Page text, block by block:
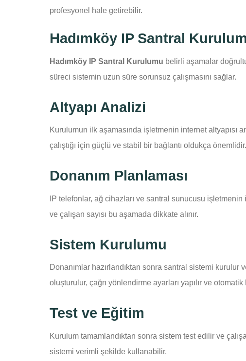
profesyonel hale getirebilir.
Hadımköy IP Santral
Hadımköy IP Santral Kurulumu belirli aşamalar
süreci sistemin uzun süre sorunsuz çalışmasını sağlar.
Altyapı Analizi
Kurulumun ilk aşamasında işletmenin internet altyapısı
çalıştığı için güçlü ve stabil bir bağlantı oldukça önemlidir.
Donanım Planlaması
IP telefonlar, ağ cihazları ve santral sunucusu
ve çalışan sayısı bu aşamada dikkate alınır.
Sistem Kurulumu
Donanımlar hazırlandıktan sonra santral sistemi kurulur
oluşturulur, çağrı yönlendirme ayarları yapılır ve
Test ve Eğitim
Kurulum tamamlandıktan sonra sistem test edilir ve
sistemi verimli şekilde kullanabilir.